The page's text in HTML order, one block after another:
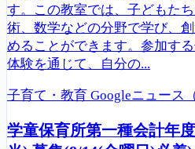
す。この教室では、子どもた
術、数学などの分野で学び、
めることができます。参加す
体験を通じて、自分の...
子育て・教育 Googleニュース
学童保育所第一種会計年